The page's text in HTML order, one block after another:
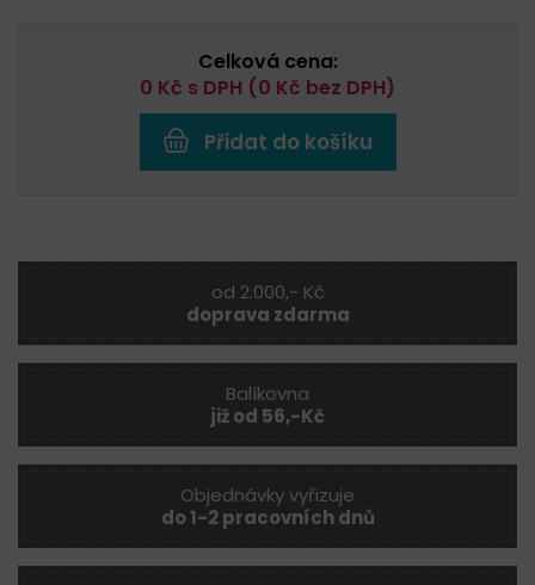
Celková cena:
0 Kč s DPH (0 Kč bez DPH)
Přidat do košíku
od 2.000,- Kč
doprava zdarma
Balíkovna
již od 56,-Kč
Objednávky vyřizuje
do 1-2 pracovních dnů